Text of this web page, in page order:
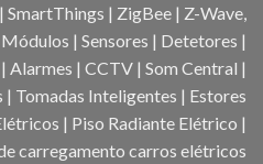
| ZigBee | Z-Wave,
| Sensores | Detetores |
Alarmes | CCTV | Som Central |
Tomadas Inteligentes | Estores
| Piso Radiante Elétrico |
carregamento carros elétricos